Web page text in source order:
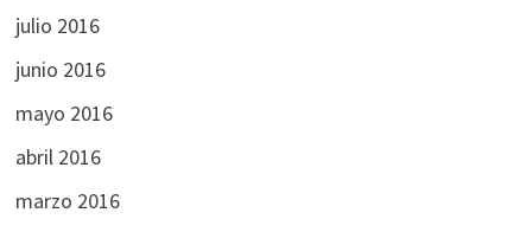
julio 2016
junio 2016
mayo 2016
abril 2016
marzo 2016